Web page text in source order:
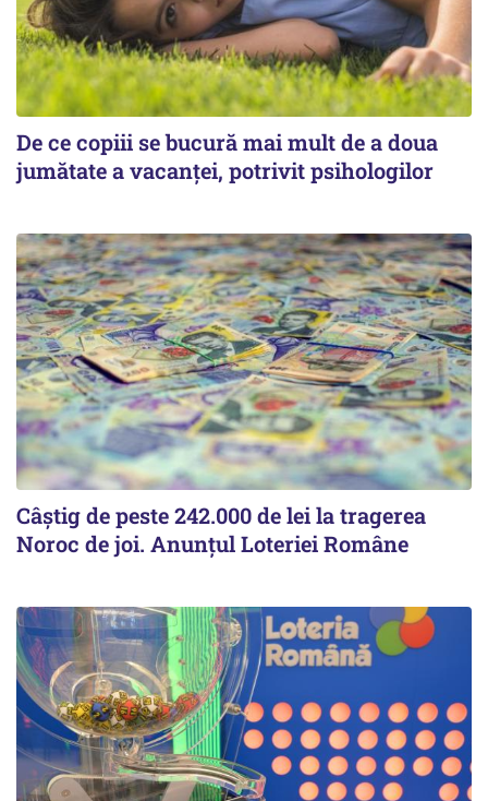
De ce copiii se bucură mai mult de a doua
jumătate a vacanței, potrivit psihologilor
Câștig de peste 242.000 de lei la tragerea
Noroc de joi. Anunțul Loteriei Române